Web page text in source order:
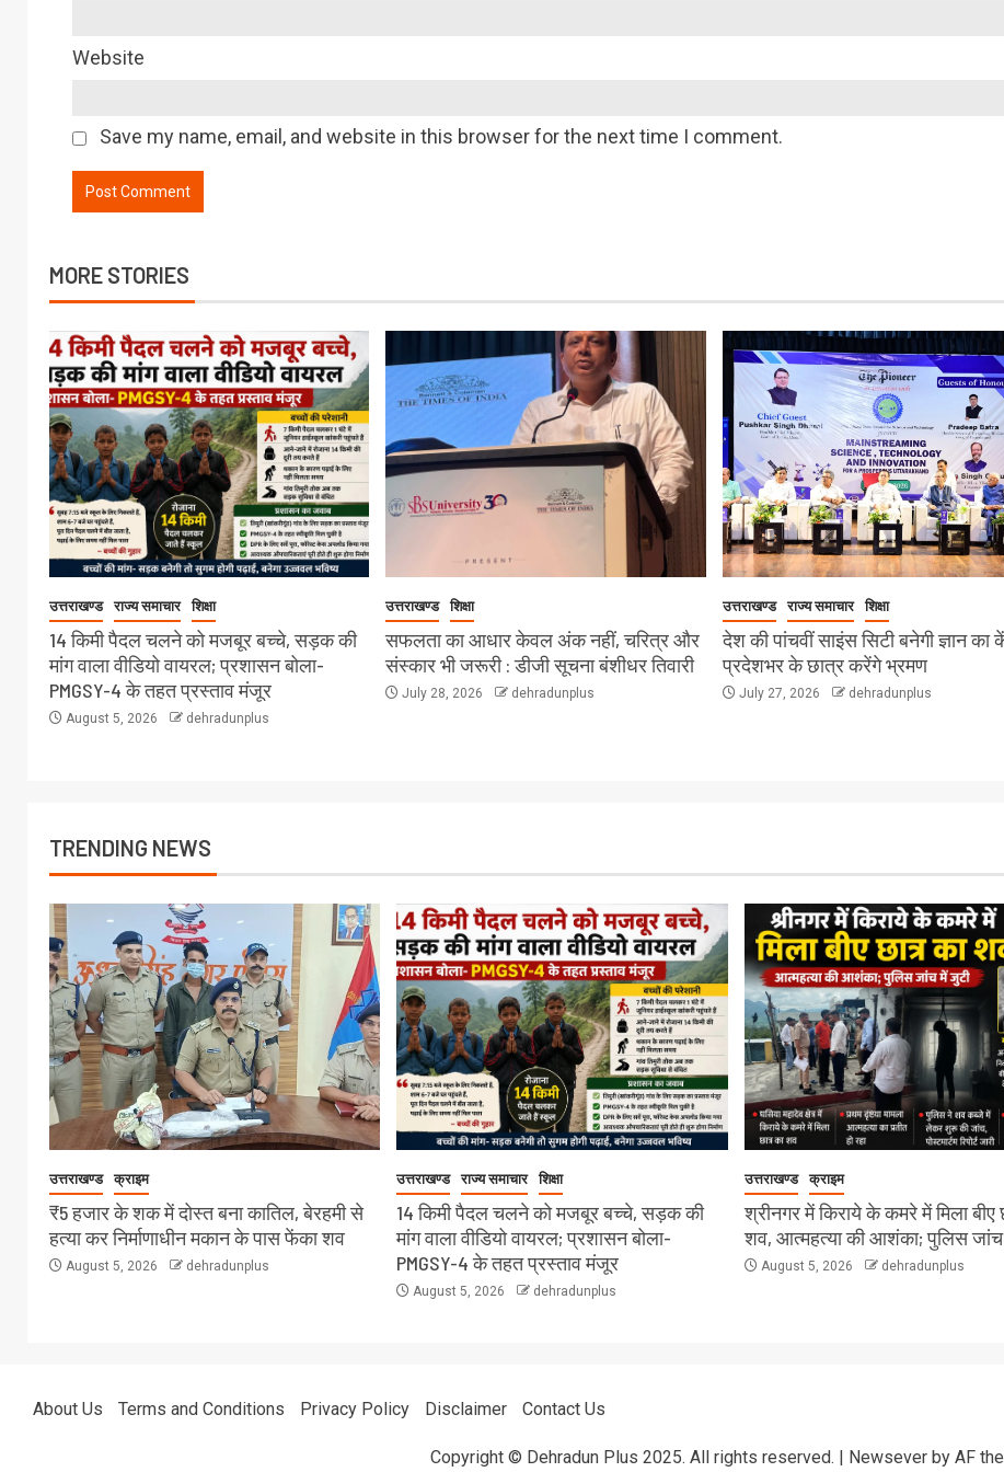
Website
Save my name, email, and website in this browser for the next time I comment.
MORE STORIES
उत्तराखण्ड राज्य समाचार शिक्षा
14 किमी पैदल चलने को मजबूर बच्चे, सड़क की
मांग वाला वीडियो वायरल; प्रशासन बोला-
PMGSY-4 के तहत प्रस्ताव मंजूर
August 5, 2026 dehradunplus
उत्तराखण्ड शिक्षा
सफलता का आधार केवल अंक नहीं, चरित्र और
संस्कार भी जरूरी : डीजी सूचना बंशीधर तिवारी
July 28, 2026 dehradunplus
उत्तराखण्ड राज्य समाचार शिक्षा
देश की पांचवीं साइंस सिटी बनेगी ज्ञान का
प्रदेशभर के छात्र करेंगे भ्रमण
July 27, 2026 dehradunplus
TRENDING NEWS
उत्तराखण्ड क्राइम
₹5 हजार के शक में दोस्त बना कातिल, बेरहमी से
हत्या कर निर्माणाधीन मकान के पास फेंका शव
August 5, 2026 dehradunplus
उत्तराखण्ड राज्य समाचार शिक्षा
14 किमी पैदल चलने को मजबूर बच्चे, सड़क की
मांग वाला वीडियो वायरल; प्रशासन बोला-
PMGSY-4 के तहत प्रस्ताव मंजूर
August 5, 2026 dehradunplus
उत्तराखण्ड क्राइम
श्रीनगर में किराये के कमरे में मिला बीए
शव, आत्महत्या की आशंका; पुलिस
August 5, 2026 dehradunplus
About Us Terms and Conditions Privacy Policy Disclaimer Contact Us
Copyright © Dehradun Plus 2025. All rights reserved. | Newsever by AF